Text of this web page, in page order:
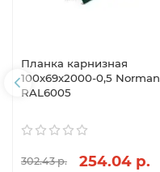
Планка карнизная
100х69х2000-0,5 Norman
RAL6005
302.43 р. 254.04 р.